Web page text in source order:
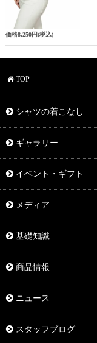
価格8,250円(税込)
TOP
シャツの着こなし
ギャラリー
イベント・ギフト
メディア
基礎知識
商品情報
ニュース
スタッフブログ